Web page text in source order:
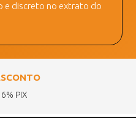
e discreto no extrato do
6% PIX